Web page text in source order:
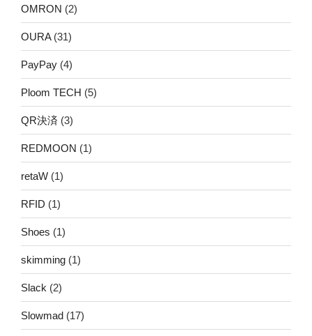
OMRON (2)
OURA(31)
PayPay (4)
Ploom TECH (5)
QR決済 (3)
REDMOON (1)
retaW (1)
RFID (1)
Shoes (1)
skimming (1)
Slack (2)
Slowmad (17)